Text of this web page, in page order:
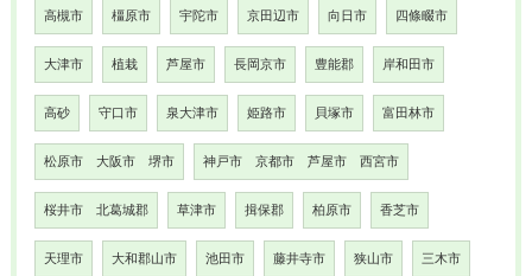
高槻市 橿原市 宇陀市 京田辺市 向日市 四條畷市
大津市 植栽 芦屋市 長岡京市 豊能郡 岸和田市
高砂 守口市 泉大津市 姫路市 貝塚市 富田林市
松原市 大阪市 堺市 神戸市 京都市 芦屋市 西宮市
桜井市 北葛城郡 草津市 揖保郡 柏原市 香芝市
天理市 大和郡山市 池田市 藤井寺市 狭山市 三木市